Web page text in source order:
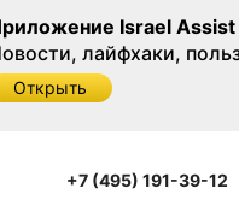
Israel Assist
лайфхаки,
Открыть
+7 (495) 191-39-12
в Израиле для